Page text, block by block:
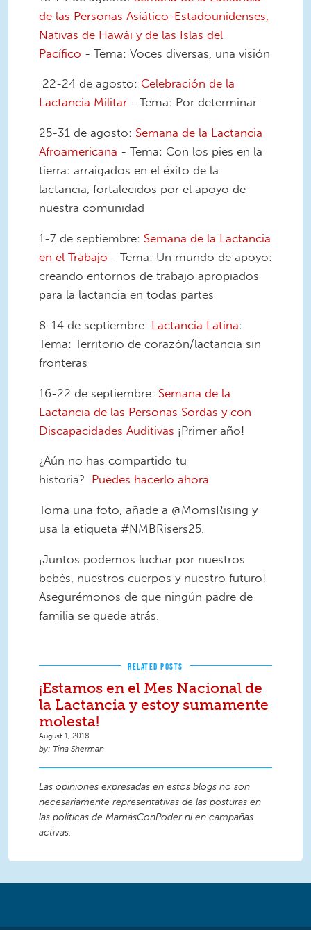
de las Personas Asiático-Estadounidenses,
Nativas de Hawái y de las Islas del
Pacífico - Tema: Voces diversas, una visión
22-24 de agosto: Celebración de la
Lactancia Militar - Tema: Por determinar
25-31 de agosto: Semana de la Lactancia
Afroamericana - Tema: Con los pies en la
tierra: arraigados en el éxito de la
lactancia, fortalecidos por el apoyo de
nuestra comunidad
1-7 de septiembre: Semana de la Lactancia
en el Trabajo - Tema: Un mundo de apoyo:
creando entornos de trabajo apropiados
para la lactancia en todas partes
8-14 de septiembre: Lactancia Latina:
Tema: Territorio de corazón/lactancia sin
fronteras
16-22 de septiembre: Semana de la
Lactancia de las Personas Sordas y con
Discapacidades Auditivas ¡Primer año!
¿Aún no has compartido tu
historia? Puedes hacerlo ahora.
Toma una foto, añade a @MomsRising y
usa la etiqueta #NMBRisers25.
¡Juntos podemos luchar por nuestros
bebés, nuestros cuerpos y nuestro futuro!
Asegurémonos de que ningún padre de
familia se quede atrás.
RELATED POSTS
¡Estamos en el Mes Nacional de
la Lactancia y estoy sumamente
molesta!
August 1, 2018
Tina Sherman
Las opiniones expresadas en estos blogs no son
necesariamente representativas de las posturas en
las políticas de MamásConPoder ni en campañas
activas.